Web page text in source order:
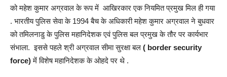
को महेश कुमार अग्रवाल के रूप में आखिरकार एक नियमित प्रमुख मिल ही गया
. भारतीय पुलिस सेवा के 1994 बैच के अधिकारी महेश कुमार अग्रवाल ने बुधवार
को तमिलनाडु के पुलिस महानिदेशक एवं पुलिस बल प्रमुख के तौर पर कार्यभार
संभाला. इससे पहले श्री अग्रवाल सीमा सुरक्षा बल ( border security
force)में विशेष महानिदेशक के ओहदे पर थे .